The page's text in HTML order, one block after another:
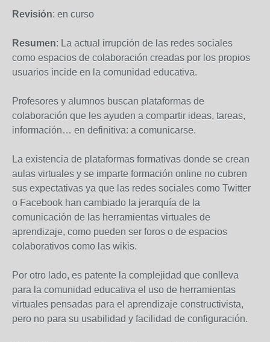
Revisión: en curso
Resumen: La actual irrupción de las redes sociales
como espacios de colaboración creadas por los propios
usuarios incide en la comunidad educativa.
Profesores y alumnos buscan plataformas de
colaboración que les ayuden a compartir ideas, tareas,
información… en definitiva: a comunicarse.
La existencia de plataformas formativas donde se crean
aulas virtuales y se imparte formación online no cubren
sus expectativas ya que las redes sociales como Twitter
o Facebook han cambiado la jerarquía de la
comunicación de las herramientas virtuales de
aprendizaje, como pueden ser foros o de espacios
colaborativos como las wikis.
Por otro lado, es patente la complejidad que conlleva
para la comunidad educativa el uso de herramientas
virtuales pensadas para el aprendizaje constructivista,
pero no para su usabilidad y facilidad de configuración.